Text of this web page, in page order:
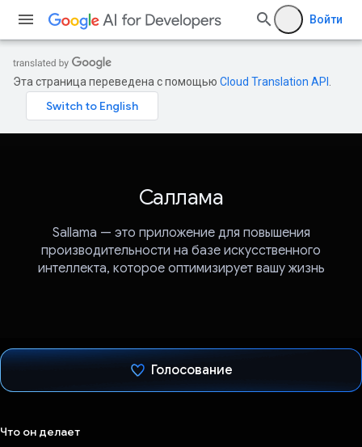
Войти
Эта страница переведена с помощью Cloud Translation API
Саллама
Sallama — это приложение для повышения
производительности на базе искусственного
интеллекта, которое оптимизирует вашу жизнь
Голосование
Что он делает